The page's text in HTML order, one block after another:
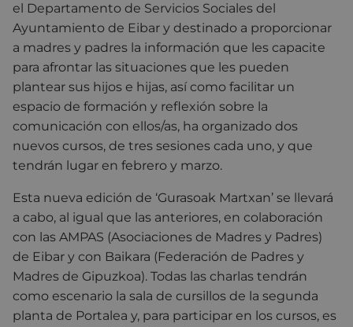
el Departamento de Servicios Sociales del
Ayuntamiento de Eibar y destinado a proporcionar
a madres y padres la información que les capacite
para afrontar las situaciones que les pueden
plantear sus hijos e hijas, así como facilitar un
espacio de formación y reflexión sobre la
comunicación con ellos/as, ha organizado dos
nuevos cursos, de tres sesiones cada uno, y que
tendrán lugar en febrero y marzo.
Esta nueva edición de ‘Gurasoak Martxan’ se llevará
a cabo, al igual que las anteriores, en colaboración
con las AMPAS (Asociaciones de Madres y Padres)
de Eibar y con Baikara (Federación de Padres y
Madres de Gipuzkoa). Todas las charlas tendrán
como escenario la sala de cursillos de la segunda
planta de Portalea y, para participar en los cursos, es